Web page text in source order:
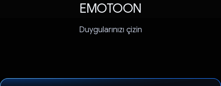
EMOTOON
Duygularınızı çizin